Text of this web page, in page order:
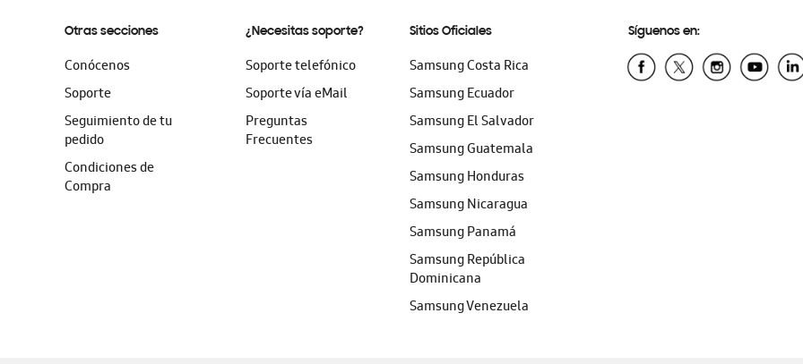
Otras secciones
Conócenos
Soporte
Seguimiento de tu
pedido
Condiciones de
Compra
¿Necesitas soporte?
Soporte telefónico
Soporte vía eMail
Preguntas
Frecuentes
Sitios Oficiales
Samsung Costa Rica
Samsung Ecuador
Samsung El Salvador
Samsung Guatemala
Samsung Honduras
Samsung Nicaragua
Samsung Panamá
Samsung República
Dominicana
Samsung Venezuela
Síguenos en: